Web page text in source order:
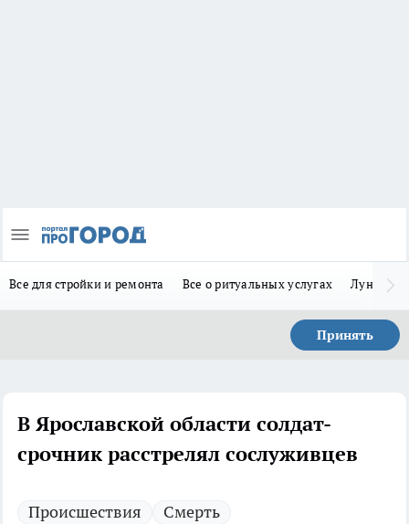
Все для стройки и ремонта Все о ритуальных услугах Лунно-
Принять
В Ярославской области солдат-
срочник расстрелял сослуживцев
Происшествия Смерть